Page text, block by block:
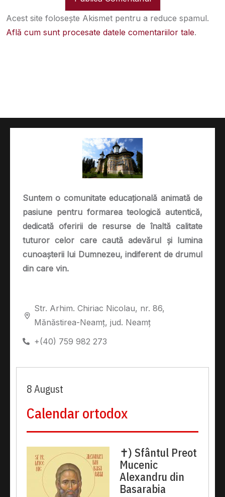
Acest site folosește Akismet pentru a reduce spamul.
Află cum sunt procesate datele comentariilor tale.
Suntem o comunitate educațională animată de
pasiune pentru formarea teologică autentică,
dedicată oferirii de resurse de înaltă calitate
tuturor celor care caută adevărul și lumina
cunoașterii lui Dumnezeu, indiferent de drumul
din care vin.
Str. Arhim. Chiriac Nicolau, nr. 86,
Mănăstirea-Neamț, jud. Neamț
+(40) 759 982 273
8 August
Calendar ortodox
✝) Sfântul Preot
Mucenic
Alexandru din
Basarabia